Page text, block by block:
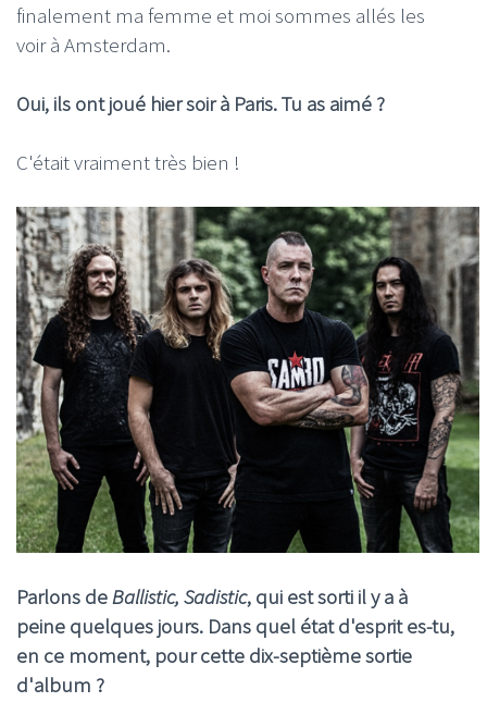
finalement ma femme et moi sommes allés les
voir à Amsterdam.
Oui, ils ont joué hier soir à Paris. Tu as aimé ?
C'était vraiment très bien !
Parlons deBallistic, Sadistic, qui est sorti il y a à
peine quelques jours. Dans quel état d'esprit es-tu,
en ce moment, pour cette dix-septième sortie
d'album ?